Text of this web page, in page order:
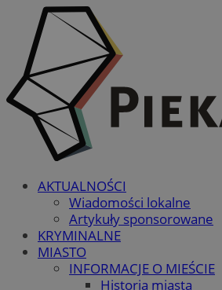
AKTUALNOŚCI
Wiadomości lokalne
Artykuły sponsorowane
KRYMINALNE
MIASTO
INFORMACJE O MIEŚCIE
Historia miasta